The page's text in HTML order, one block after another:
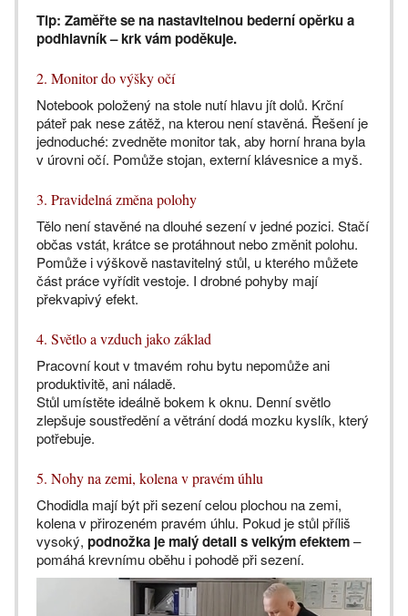
Tip: Zaměřte se na nastavitelnou bederní opěrku a
podhlavník – krk vám poděkuje.
2. Monitor do výšky očí
Notebook položený na stole nutí hlavu jít dolů. Krční
páteř pak nese zátěž, na kterou není stavěná. Řešení je
jednoduché: zvedněte monitor tak, aby horní hrana byla
v úrovni očí. Pomůže stojan, externí klávesnice a myš.
3. Pravidelná změna polohy
Tělo není stavěné na dlouhé sezení v jedné pozici. Stačí
občas vstát, krátce se protáhnout nebo změnit polohu.
Pomůže i výškově nastavitelný stůl, u kterého můžete
část práce vyřídit vestoje. I drobné pohyby mají
překvapivý efekt.
4. Světlo a vzduch jako základ
Pracovní kout v tmavém rohu bytu nepomůže ani
produktivitě, ani náladě.
Stůl umístěte ideálně bokem k oknu. Denní světlo
zlepšuje soustředění a větrání dodá mozku kyslík, který
potřebuje.
5. Nohy na zemi, kolena v pravém úhlu
Chodidla mají být při sezení celou plochou na zemi,
kolena v přirozeném pravém úhlu. Pokud je stůl příliš
vysoký, podnožka je malý detail s velkým efektem–
pomáhá krevnímu oběhu i pohodě při sezení.